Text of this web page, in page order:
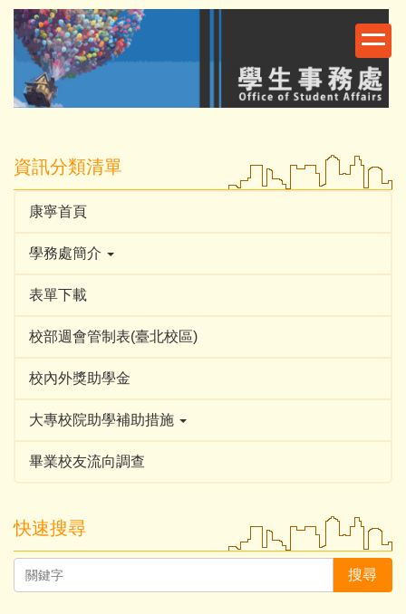
跳
到
內
資訊分類清單
康寧首頁
學務處簡介
表單下載
校部週會管制表(臺北校區)
校內外獎助學金
大專校院助學補助措施
畢業校友流向調查
快速搜尋
搜尋